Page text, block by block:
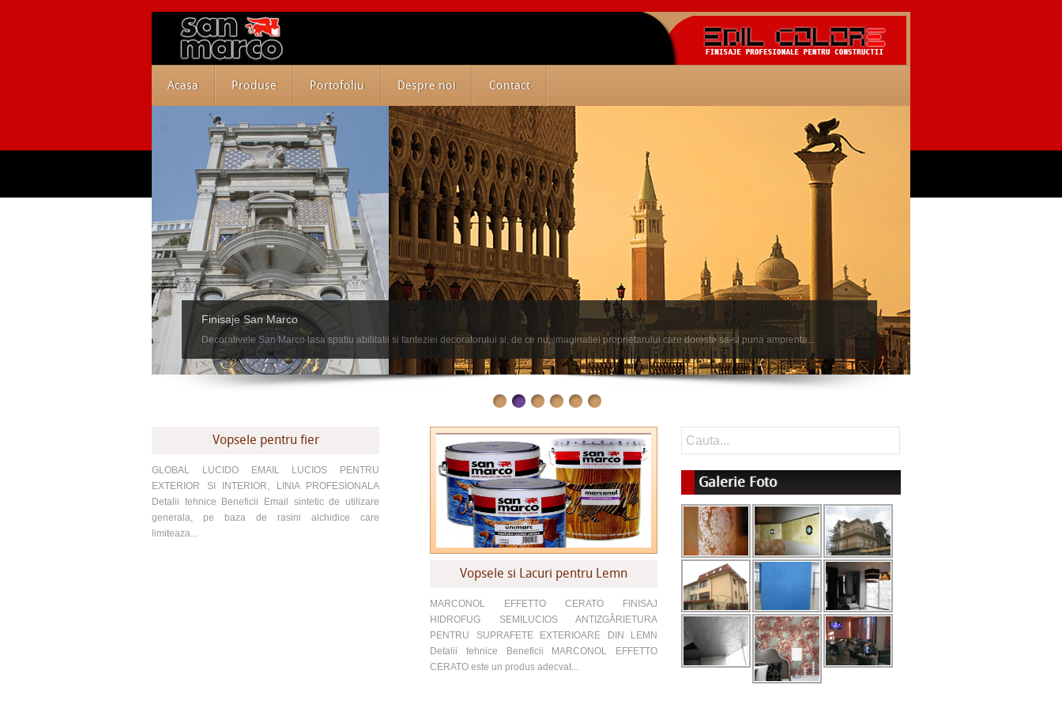
Acasa Produse Portofoliu Despre noi Contact
Finisaje San Marco
Decorativele San Marco lasa spatiu abilitatii si fanteziei decoratorului si, de ce nu, imaginatiei proprietarului care doreste sa-si puna amprenta...
Vopsele pentru fier
GLOBAL LUCIDO EMAIL LUCIOS PENTRU
EXTERIOR SI INTERIOR, LINIA PROFESIONALA
Detalii tehnice Beneficii Email sintetic de utilizare
generala, pe baza de rasini alchidice care
limiteaza...
Vopsele si Lacuri pentru Lemn
MARCONOL EFFETTO CERATO FINISAJ
HIDROFUG SEMILUCIOS ANTIZGÂRIETURA
PENTRU SUPRAFETE EXTERIOARE DIN LEMN
Detalii tehnice Beneficii MARCONOL EFFETTO
CERATO este un produs adecvat...
Galerie Foto